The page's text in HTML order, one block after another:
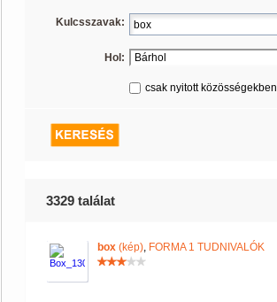
Kulcsszavak:
Hol:
csak nyitott közösségekben
3329 találat
box (kép), FORMA 1 TUDNIVALÓK